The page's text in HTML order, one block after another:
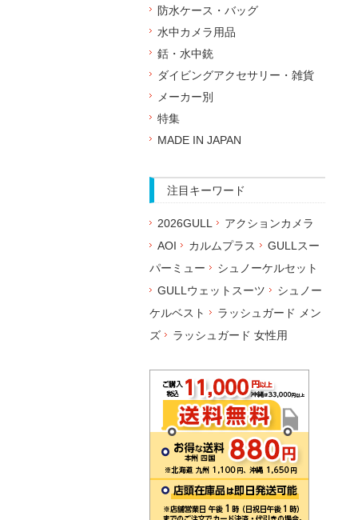
防水ケース・バッグ
水中カメラ用品
銛・水中銃
ダイビングアクセサリー・雑貨
メーカー別
特集
MADE IN JAPAN
注目キーワード
2026GULL
アクションカメラ
AOI
カルムプラス
GULLスー
パーミュー
シュノーケルセット
GULLウェットスーツ
シュノー
ケルベスト
ラッシュガード メン
ズ
ラッシュガード 女性用